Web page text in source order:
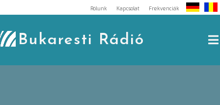
to
content
Rólunk Kapcsolat Frekvenciák
Bukaresti Rádió